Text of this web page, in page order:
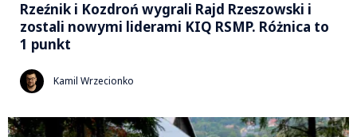
Rzeźnik i Kozdroń wygrali Rajd Rzeszowski i
zostali nowymi liderami KIQ RSMP. Różnica to
1 punkt
Kamil Wrzecionko